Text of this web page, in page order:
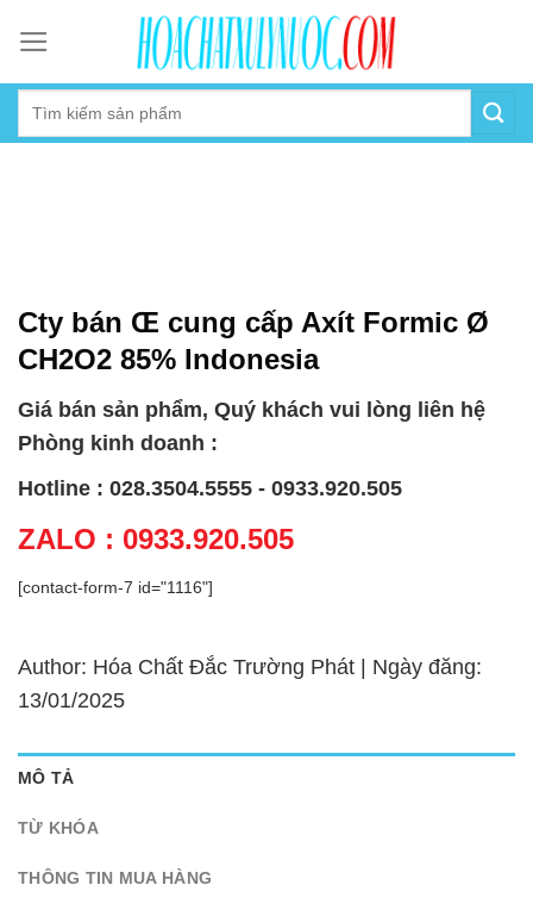
content
Cty bán Œ cung cấp Axít Formic Ø
CH2O2 85% Indonesia
Giá bán sản phẩm, Quý khách vui lòng liên hệ
Phòng kinh doanh :
Hotline : 028.3504.5555 - 0933.920.505
ZALO : 0933.920.505
[contact-form-7 id="1116"]
Author: Hóa Chất Đắc Trường Phát | Ngày đăng:
13/01/2025
MÔ TẢ
TỪ KHÓA
THÔNG TIN MUA HÀNG